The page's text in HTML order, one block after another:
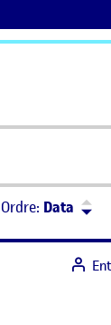
Ordre: Data Ordre: